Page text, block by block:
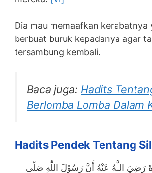
Dia mau memaafkan kerabatnya
berbuat buruk kepadanya agar
tersambung kembali.
Baca juga: Hadits
Berlomba Lomba Dalam
Hadits Pendek Tentang
رَضِيَ اللَّهُ عَنْهُ أَنَّ رَسُوْلَ اللَّهِ صَلّى